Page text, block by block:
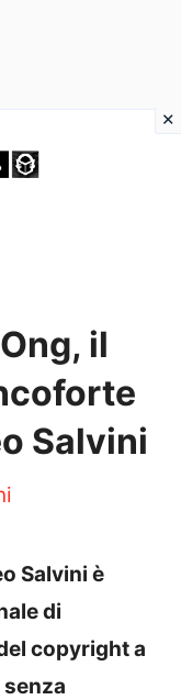
il
Salvini
Salvini è
di
copyright a